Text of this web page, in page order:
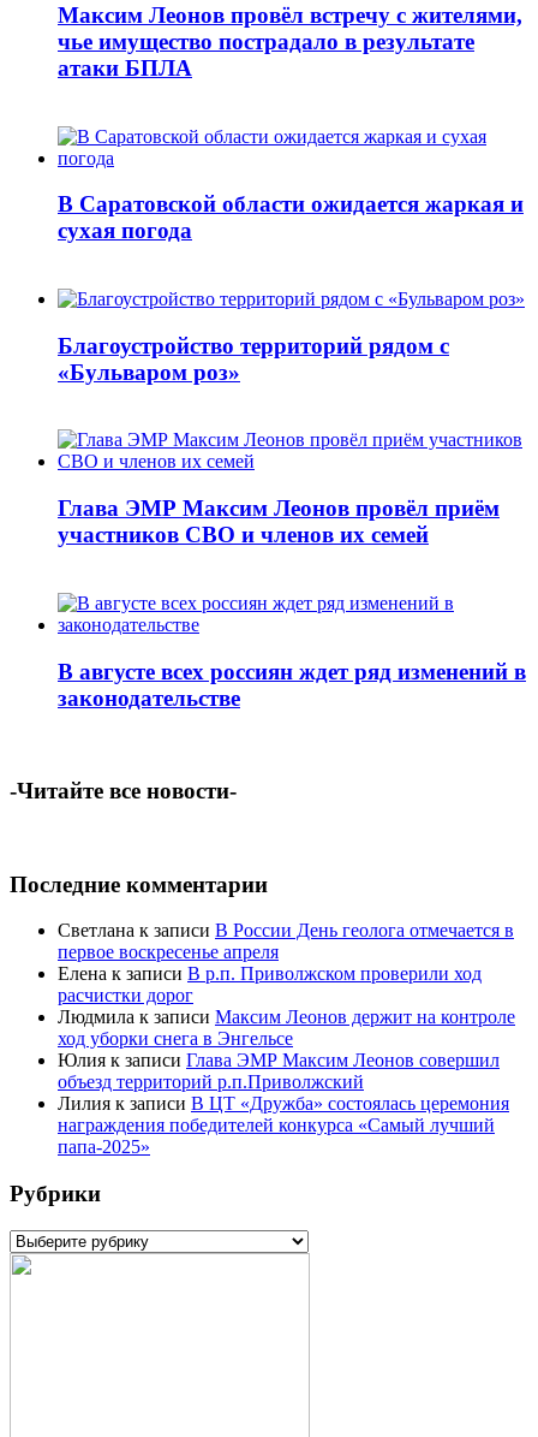
Максим Леонов провёл встречу с жителями,
чье имущество пострадало в результате
атаки БПЛА
В Саратовской области ожидается жаркая и
сухая погода
Благоустройство территорий рядом с
«Бульваром роз»
Глава ЭМР Максим Леонов провёл приём
участников СВО и членов их семей
В августе всех россиян ждет ряд изменений в
законодательстве
-Читайте все новости-
Последние комментарии
Светлана к записи В России День геолога отмечается в
первое воскресенье апреля
Елена к записи В р.п. Приволжском проверили ход
расчистки дорог
Людмила к записи Максим Леонов держит на контроле
ход уборки снега в Энгельсе
Юлия к записи Глава ЭМР Максим Леонов совершил
объезд территорий р.п.Приволжский
Лилия к записи В ЦТ «Дружба» состоялась церемония
награждения победителей конкурса «Самый лучший
папа-2025»
Рубрики
Рубрики